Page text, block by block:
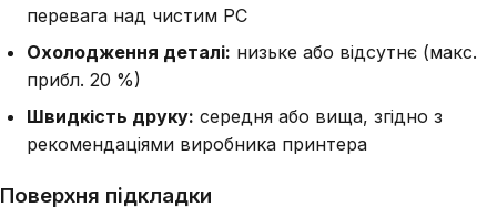
перевага над чистим PC
Охолодження деталі: низьке або відсутнє (макс.
прибл. 20 %)
Швидкість друку: середня або вища, згідно з
рекомендаціями виробника принтера
Поверхня підкладки